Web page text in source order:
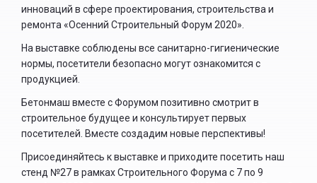
инноваций в сфере проектирования, строительства и
ремонта «Осенний Строительный Форум 2020».
На выставке соблюдены все санитарно-гигиенические
нормы, посетители безопасно могут ознакомится с
продукцией.
Бетонмаш вместе с Форумом позитивно смотрит в
строительное будущее и консультирует первых
посетителей. Вместе создадим новые перспективы!
Присоединяйтесь к выставке и приходите посетить наш
стенд №27 в рамках Строительного Форума с 7 по 9